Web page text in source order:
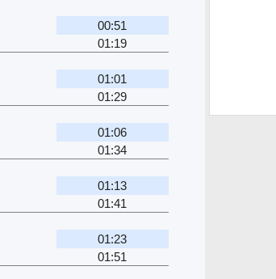
00:51
01:19
01:01
01:29
01:06
01:34
01:13
01:41
01:23
01:51